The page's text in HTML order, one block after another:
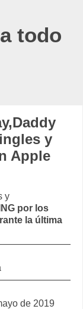
todo
y
Apple
y
por los
la última
de 2019